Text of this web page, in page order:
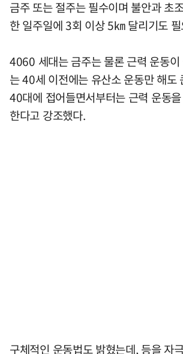
금주 또는 절주는 필수이며 불안과 초
한 일주일에 3회 이상 5㎞ 달리기도
4060 세대는 금주는 물론 근력 운동
는 40세 이전에는 유산소 운동만 해도
40대에 접어들면서부터는 근력 운동
한다고 강조했다.
구체적인 운동법도 밝혔는데, 등을 자